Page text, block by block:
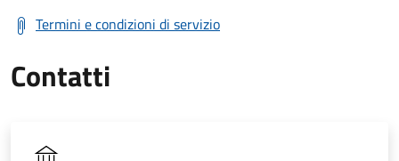
Termini e condizioni di servizio
Contatti